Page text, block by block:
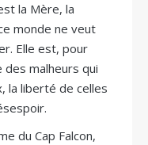
la Mère, la
monde ne veut
Elle est, pour
des malheurs qui
la liberté de celles
du Cap Falcon,